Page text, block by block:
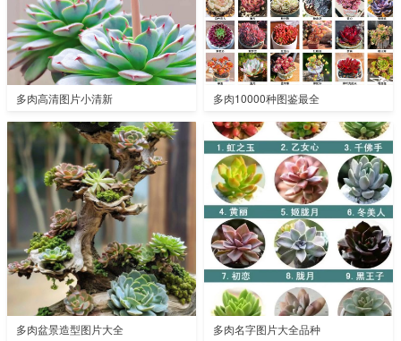
多肉高清图片小清新 多肉10000种图鉴最全
多肉盆景造型图片大全 多肉名字图片大全品种